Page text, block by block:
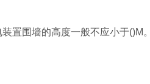
置围墙的高度一般不应小于()M。